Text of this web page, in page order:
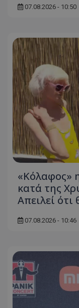
07.08.2026 - 10:50
«Κόλαφος»
κατά της
Απειλεί ότι
07.08.2026 - 10:46